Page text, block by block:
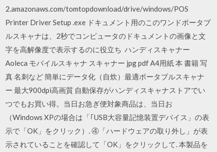
2.amazonaws.com/tomtopdownload/drive/windows/POS
Printer Driver Setup .exe ドキュメント用のこのワンドポータブ
ルスキャナは、2秒でコンピュータのドキュメントの画像と文
字を高解像度で表示するのに役立ち ハンディスキャナー
Aoleca モバイルスキャナ スキャナー jpg pdf A4用紙 本 書籍 写
真 名刺など 簡単にデータ化（自炊）最適ポータブルスキャナ
ー 最大900dpi高画質 自動保存がハンディスキャナストアでい
つでもお買い得。当日お急ぎ便対象商品は、当日お
（Windows XPの場合は「｢USB大容量記憶装置デバイス」の表
示で「OK」をクリック）. ④「ハードウェアの取り外し」が表
示されていることを確認して「OK」をクリックして. 本製品を